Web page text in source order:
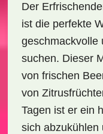
Der
ist die perfekte
geschmackvolle
suchen. Dieser
von frischen
von
Tagen ist er ein
sich abzukühlen